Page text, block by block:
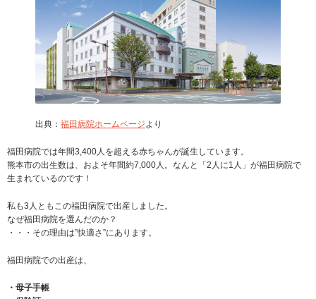
出典： 福田病院ホームページ より
福田病院では年間3,400人を超える赤ちゃんが誕生しています。
熊本市の出生数は、およそ年間約7,000人。なんと「2人に1人」が福田病院で
生まれているのです！
私も3人ともこの福田病院で出産しました。
なぜ福田病院を選んだのか？
・・・その理由は”快適さ”にあります。
福田病院での出産は、
・母子手帳